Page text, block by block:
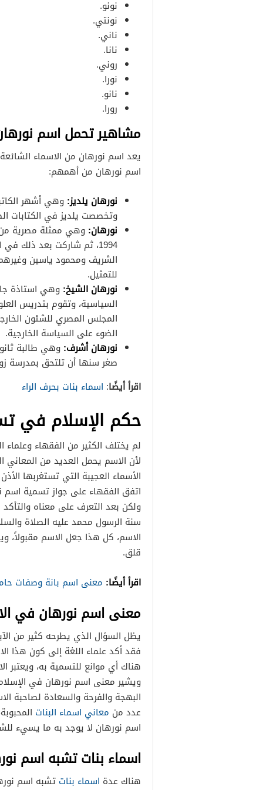
نونو.
نونتي.
ناني.
نانا.
روني.
نورا.
نانو.
رورا.
مشاهير تحمل اسم
يعد اسم نورهان من الاسماء
اسم نورهان من أهمهم:
نورهان يلديز:
وتخصصت يلديز في الكتابات
نورهان:
1994، ثم شاركت بعد ذلك
الشريف ومحمود ياسين
للتمثيل.
نورهان الشيخ: وهي استاذة
السياسية، وتقوم بتدريس
المجلس المصري للشئون
الضوء على السياسة الخارجية.
نورهان أشرف: وهي طالبة
صغر سنها أن تلتحق بمدرسة
اقرأ أيضًا: اسماء بنات بحرف الراء
حكم الإسلام في
لم يختلف الكثير من الفقهاء
لأن الاسم يحمل العديد من المعاني
الأسماء العجيبة التي تستغربها
اتفق الفقهاء على جواز تسمية اسم
ولكن بعد التعرف على معناه
سنة الرسول محمد عليه الصلاة
الاسم، كل هذا جعل الاسم مقبولاً،
قلق.
اقرأ أيضًا: معنى اسم بانة وصفات
معنى اسم نورهان في
يظل السؤال الذي يطرحه كثير من
فقد أكد علماء اللغة إلى كون هذا
هناك أي موانع للتسمية به، ويعتبر
ويشير معنى اسم نورهان في
البهجة والفرحة والسعادة لصاحبة
عدد من معاني اسماء البنات
اسم نورهان لا يوجد به ما يسيء
اسماء بنات تشبه اسم
هناك عدة اسماء بنات تشبه اسم